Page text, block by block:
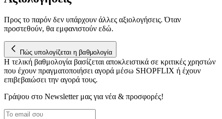
Προς το παρόν δεν υπάρχουν άλλες αξιολογήσεις. Όταν
προστεθούν, θα εμφανιστούν εδώ.
Πώς υπολογίζεται η βαθμολογία
Η τελική βαθμολογία βασίζεται αποκλειστικά σε κριτικές χρηστών
που έχουν πραγματοποιήσει αγορά μέσω SHOPFLIX ή έχουν
επιβεβαιώσει την αγορά τους.
Γράψου στο Νewsletter μας για νέα & προσφορές!